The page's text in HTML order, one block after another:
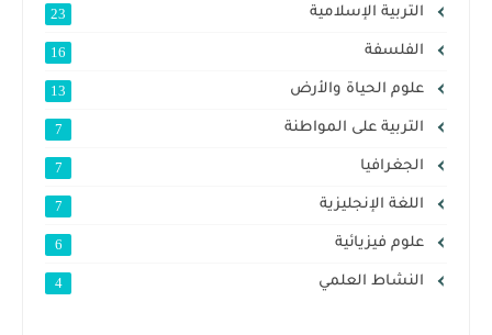
التربية الإسلامية 23
الفلسفة 16
علوم الحياة والأرض 13
التربية على المواطنة 7
الجغرافيا 7
اللغة الإنجليزية 7
علوم فيزيائية 6
النشاط العلمي 4